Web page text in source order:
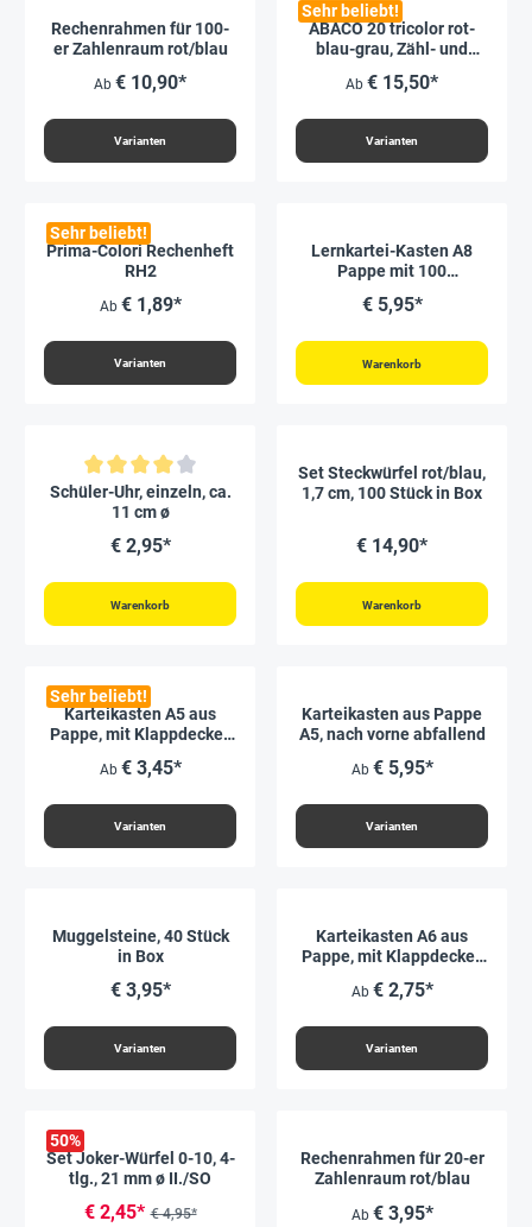
Rechenrahmen für 100-
er Zahlenraum rot/blau
Ab € 10,90*
Varianten
Sehr beliebt!
ABACO 20 tricolor rot-
blau-grau, Zähl- und
Ab € 15,50*
Varianten
Sehr beliebt!
Prima-Colori Rechenheft
RH2
Ab € 1,89*
Varianten
Lernkartei-Kasten A8
Pappe mit 100
€ 5,95*
Warenkorb
Durchschnittliche Bewertung von 4 von 5 Sternen
Schüler-Uhr, einzeln, ca.
11 cm ø
€ 2,95*
Warenkorb
Set Steckwürfel rot/blau,
1,7 cm, 100 Stück in Box
€ 14,90*
Warenkorb
Sehr beliebt!
Karteikasten A5 aus
Pappe, mit Klappdeckel,
Ab € 3,45*
Varianten
Karteikasten aus Pappe
A5, nach vorne abfallend
Ab € 5,95*
Varianten
Muggelsteine, 40 Stück
in Box
€ 3,95*
Varianten
Karteikasten A6 aus
Pappe, mit Klappdeckel,
Ab € 2,75*
Varianten
50%
Set Joker-Würfel 0-10, 4-
tlg., 21 mm ø II./SO
€ 2,45* € 4,95*
Rechenrahmen für 20-er
Zahlenraum rot/blau
Ab € 3,95*